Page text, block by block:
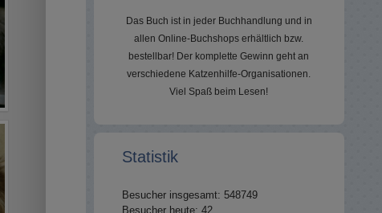
Das Buch ist in jeder Buchhandlung und in
allen Online-Buchshops erhältlich bzw.
bestellbar! Der komplette Gewinn geht an
verschiedene Katzenhilfe-Organisationen.
Viel Spaß beim Lesen!
Statistik
Besucher insgesamt: 548749
Besucher heute: 42